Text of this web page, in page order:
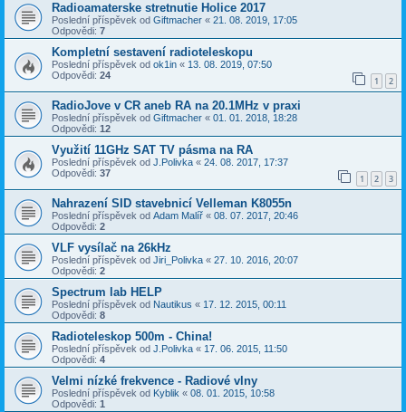
Radioamaterske stretnutie Holice 2017
Poslední příspěvek od Giftmacher « 21. 08. 2019, 17:05
Odpovědi: 7
Kompletní sestavení radioteleskopu
Poslední příspěvek od ok1in « 13. 08. 2019, 07:50
Odpovědi: 24 1 2
RadioJove v CR aneb RA na 20.1MHz v praxi
Poslední příspěvek od Giftmacher « 01. 01. 2018, 18:28
Odpovědi: 12
Využití 11GHz SAT TV pásma na RA
Poslední příspěvek od J.Polivka « 24. 08. 2017, 17:37
Odpovědi: 37 1 2 3
Nahrazení SID stavebnicí Velleman K8055n
Poslední příspěvek od Adam Malíř « 08. 07. 2017, 20:46
Odpovědi: 2
VLF vysílač na 26kHz
Poslední příspěvek od Jiri_Polivka « 27. 10. 2016, 20:07
Odpovědi: 2
Spectrum lab HELP
Poslední příspěvek od Nautikus « 17. 12. 2015, 00:11
Odpovědi: 8
Radioteleskop 500m - China!
Poslední příspěvek od J.Polivka « 17. 06. 2015, 11:50
Odpovědi: 4
Velmi nízké frekvence - Radiové vlny
Poslední příspěvek od Kyblik « 08. 01. 2015, 10:58
Odpovědi: 1